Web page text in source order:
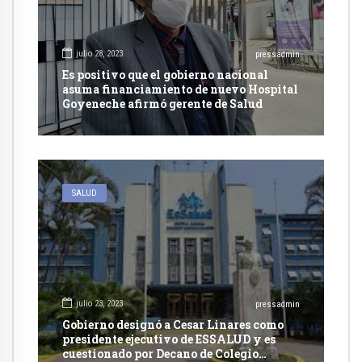
julio 28, 2023 pressadmin
Es positivo que el gobierno nacional
asuma financiamiento de nuevo Hospital
Goyeneche afirmó gerente de Salud
SALUD
julio 23, 2023 pressadmin
Gobierno designó a Cesar Linares como
presidente ejecutivo de ESSALUD y es
cuestionado por Decano de Colegio